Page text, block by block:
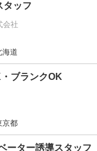
タッフ
会社
海道
ブランクOK
京都
ーター誘導スタッフ